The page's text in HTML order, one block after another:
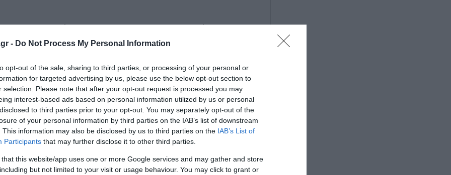
- Do Not Process My Personal Information
opt-out of the sale, sharing to third parties, or processing of your personal or
for targeted advertising by us, please use the below opt-out section to
selection. Please note that after your opt-out request is processed you may
interest-based ads based on personal information utilized by us or personal
to third parties prior to your opt-out. You may separately opt-out of the
of your personal information by third parties on the IAB’s list of downstream
This information may also be disclosed by us to third parties on the IAB’s List of
Participants that may further disclose it to other third parties.
that this website/app uses one or more Google services and may gather and store
but not limited to your visit or usage behaviour. You may click to grant or
αναστολή καθηκόντων και των πέντε υπαλλήλων της
Η απόφαση δημοσιεύθηκε στο Διαύγεια. Παράλληλα τους
αργίας.
οι εφτά συλληφθέντες αφέθηκες ελεύθεροι. Το σκεπτικό
απελευθέρωσή τους με περιοριστικούς όρους μέχρι την δίκη,
ή τέλεσης νέων αξιόποινων πράξεων. Ωστόσο νομικοί
αλλοίωσης αποδεικτικών στοιχείων εις βάρος τους,